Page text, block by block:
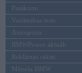
Pasākumi
Vadāmības tests
Autosports
BMWPower aktuāli
Reklāmas raksti
Mēneša BMW